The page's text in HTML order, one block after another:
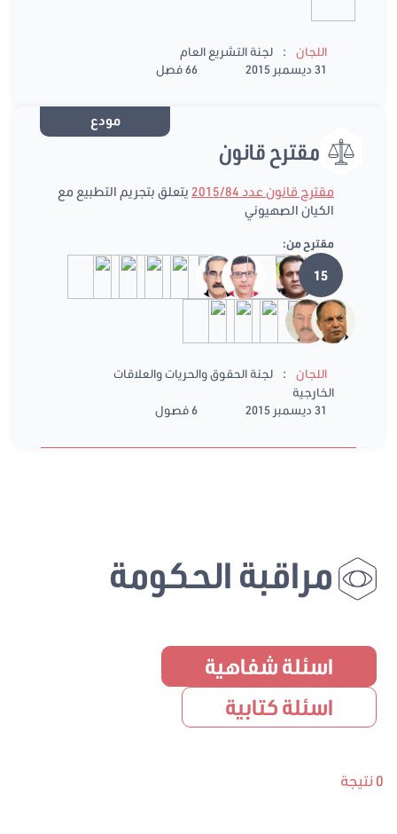
اللجان :
لجنة التشريع العام
31 ديسمبر 2015
66 فصل
مودع
مقترح قانون
مقترح قانون عدد 2015/84
يتعلق بتجريم التطبيع مع
الكيان الصهيوني
مقترح من:
15
اللجان :
لجنة الحقوق والحريات والعلاقات
الخارجية
31 ديسمبر 2015
6 فصول
مراقبة الحكومة
اسئلة شفاهية
اسئلة كتابية
0 نتيجة